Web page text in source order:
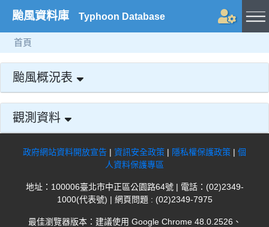
颱風資料庫 Typhoon Database
首頁
颱風概況表
觀測資料
政府網站資料開放宣告 | 資訊安全政策 | 隱私權保護政策 | 個
人資料保護專區
地址：100006臺北市中正區公園路64號 | 電話：(02)2349-
1000(代表號) | 網頁問題 : (02)2349-7975
最佳瀏覽器版本：建議使用 Google Chrome 48.0.2526、